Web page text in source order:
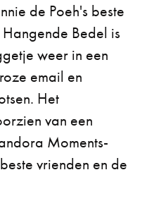
de Poeh's beste
Bedel is
weer in een
email en
Het
van een
Moments-
vrienden en de